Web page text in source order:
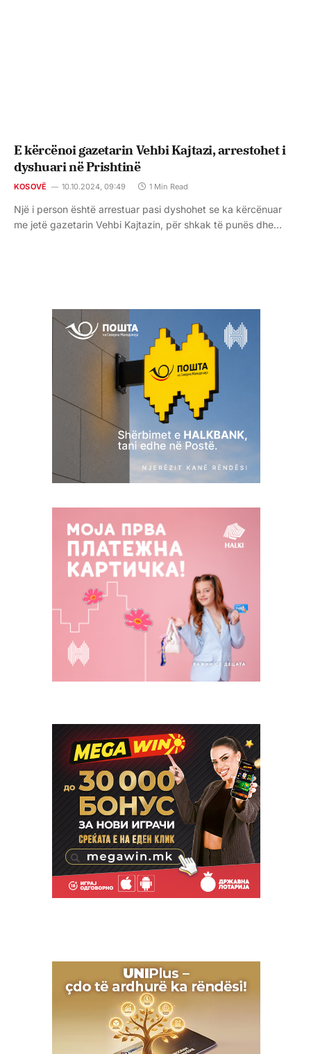
E kërcënoi gazetarin Vehbi Kajtazi, arrestohet i
dyshuari në Prishtinë
KOSOVË 10.10.2024, 09:49 1 Min Read
Një i person është arrestuar pasi dyshohet se ka kërcënuar
me jetë gazetarin Vehbi Kajtazin, për shkak të punës dhe…